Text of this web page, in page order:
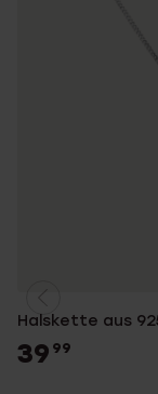
Halskette aus
39 99